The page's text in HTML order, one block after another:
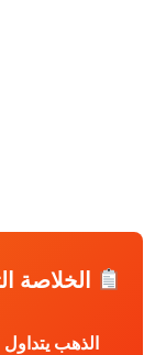
الخلاصة
الذهب يتداول